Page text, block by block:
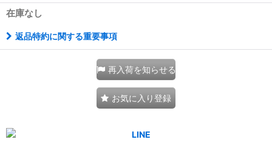
在庫なし
返品特約に関する重要事項
再入荷を知らせる
お気に入り登録